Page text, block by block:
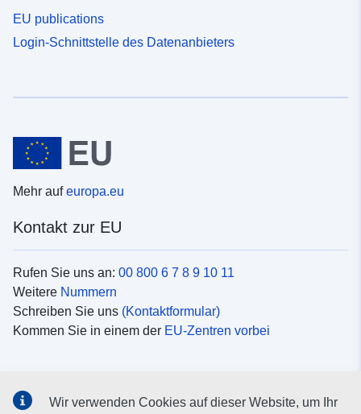
EU publications
Login-Schnittstelle des Datenanbieters
Mehr aufeuropa.eu
Kontakt zur EU
Rufen Sie uns an: 00 800 6 7 8 9 10 11
Weitere Nummern
Schreiben Sie uns (Kontaktformular)
Kommen Sie in einem der EU-Zentren vorbei
Wir verwenden Cookies auf dieser Website, um Ihr